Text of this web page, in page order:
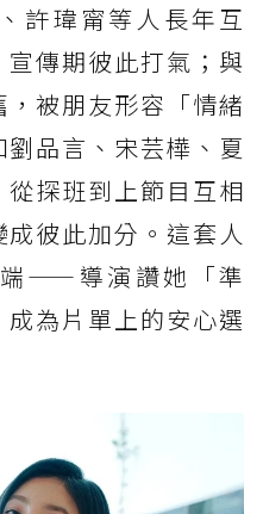
許瑋甯等人長年互
傳期彼此打氣；與
被朋友形容「情緒
品言、宋芸樺、夏
探班到上節目互相
彼此加分。這套人
——導演讚她「準
為片單上的安心選